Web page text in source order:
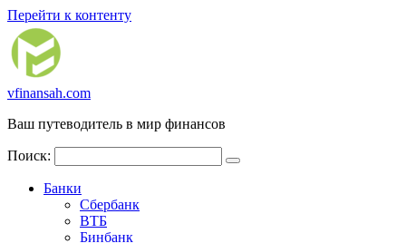
Перейти к контенту
vfinansah.com
Ваш путеводитель в мир финансов
Поиск:
Банки
Сбербанк
ВТБ
Бинбанк